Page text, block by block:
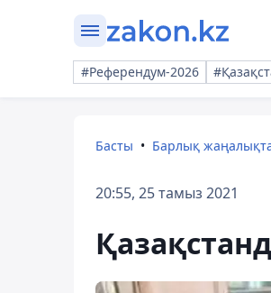
#Референдум-2026
Басты Барлық
20:55, 25 тамыз 2021